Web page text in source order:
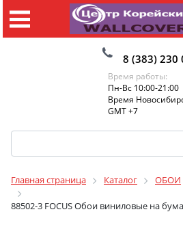
8 (383) 230
Время работы:
Пн-Вс 10:00-21:00
Время
GMT +7
Главная страница Каталог ОБОИ
88502-3 FOCUS Обои виниловые на